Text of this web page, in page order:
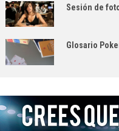
Sesión de
Glosario